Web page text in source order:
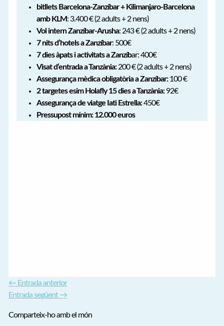
bitllets Barcelona-Zanzíbar + Kilimanjaro-Barcelona
amb KLM: 3.400 € (2 adults + 2 nens)
Vol intern Zanzíbar-Arusha: 243 € (2 adults + 2 nens)
7 nits d’hotels a Zanzíbar: 500€
7 dies àpats i activitats a Zanzíbar: 400€
Visat d’entrada a Tanzània:200 € (2 adults + 2 nens)
Assegurança mèdica obligatòria a Zanzíbar:100 €
2 targetes esim Holafly 15 dies a Tanzània:92€
Assegurança de viatge Iati Estrella:450€
Pressupost mínim: 12.000 euros
←Entrada anterior
Entrada següent→
Comparteix-ho amb el món